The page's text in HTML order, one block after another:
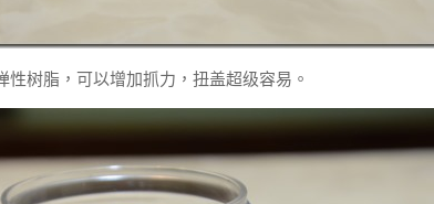
树脂，可以增加抓力，扭盖超级容易。